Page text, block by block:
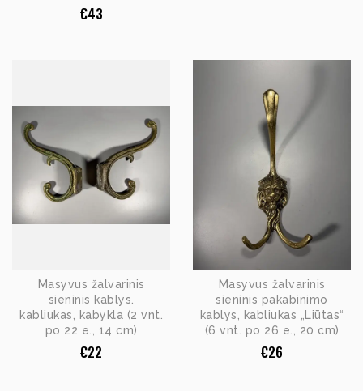
€43
Masyvus žalvarinis
sieninis kablys.
kabliukas, kabykla (2 vnt.
po 22 e., 14 cm)
€22
Masyvus žalvarinis
sieninis pakabinimo
kablys, kabliukas „Liūtas“
(6 vnt. po 26 e., 20 cm)
€26